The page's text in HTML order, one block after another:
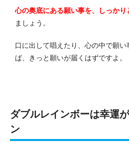
心の奥底にある願い事を、しっかり
ましょう。
口に出して唱えたり、心の中で願
ば、きっと願いが届くはずですよ。
ダブルレインボーは幸運
ン